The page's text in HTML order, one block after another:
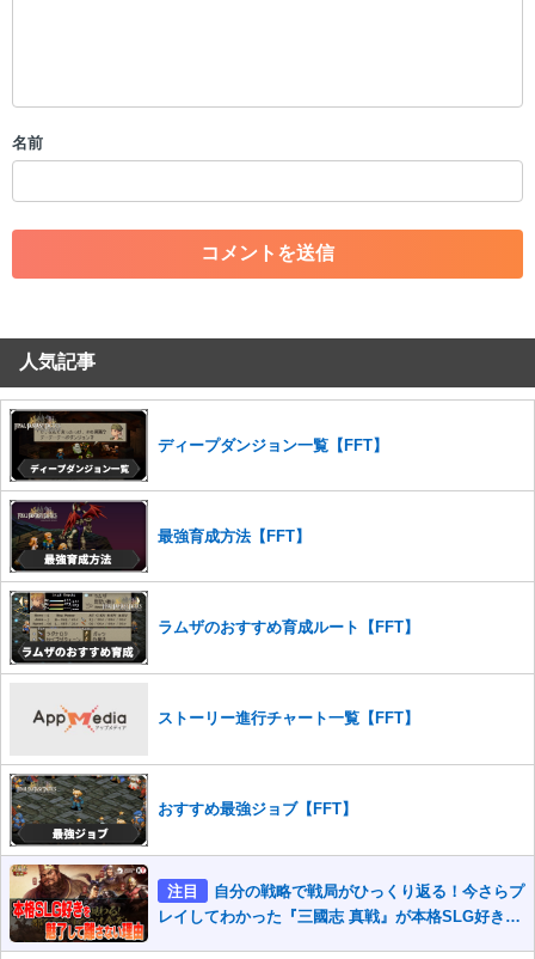
・一度削除された投稿を再び投稿すること
・アカウントの売買など金銭が絡む内容の投稿
・各ゲームのネタバレを含む内容の投稿
・その他、管理者が不適切と判断した投稿
コメントの削除を申請する
せていただきます。ご了承ください。
※一度削除したコメントは復元ができませんのでご注意くだ
さい。
また、過度な利用規約の違反や、弊社に損害の及ぶ内容の書き込みがあ
った場合は、法的措置をとらせていただく場合もございますので、あら
かじめご理解くださいませ。
名前
人気記事
ディープダンジョン一覧【FFT】
最強育成方法【FFT】
ラムザのおすすめ育成ルート【FFT】
ストーリー進行チャート一覧【FFT】
おすすめ最強ジョブ【FFT】
注目
自分の戦略で戦局がひっくり返る！今さらプ
レイしてわかった『三國志 真戦』が本格SLG好きを